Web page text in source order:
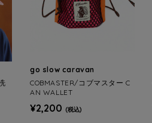
go slow caravan
COBMASTER/コブマスター C
AN WALLET
¥2,200 (税込)